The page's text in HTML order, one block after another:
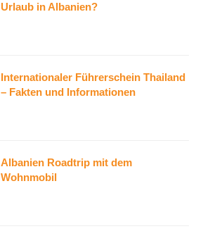
Urlaub in Albanien?
Internationaler Führerschein Thailand
– Fakten und Informationen
Albanien Roadtrip mit dem
Wohnmobil